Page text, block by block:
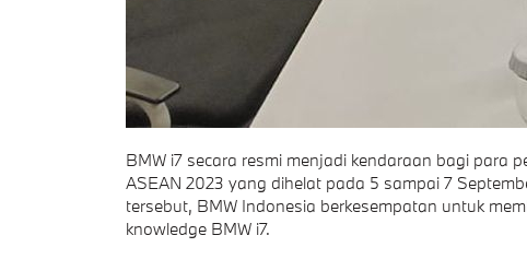
BMW i7 secara resmi menjadi kendaraan bagi para
ASEAN 2023 yang dihelat pada 5 sampai 7
tersebut, BMW Indonesia berkesempatan untuk
knowledge BMW i7.